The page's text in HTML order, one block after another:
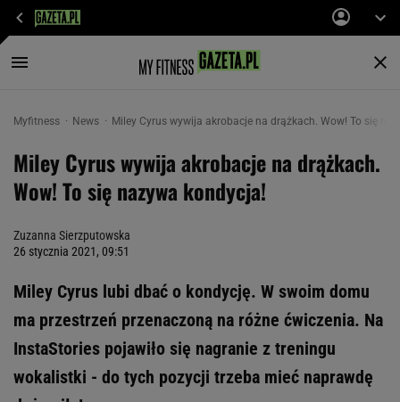
Myfitness News Miley Cyrus wywija akrobacje na drążkach. Wow! To się
Miley Cyrus wywija akrobacje na drążkach.
Wow! To się nazywa kondycja!
Zuzanna Sierzputowska
26 stycznia 2021, 09:51
Miley Cyrus lubi dbać o kondycję. W swoim domu
ma przestrzeń przenaczoną na różne ćwiczenia. Na
InstaStories pojawiło się nagranie z treningu
wokalistki - do tych pozycji trzeba mieć naprawdę